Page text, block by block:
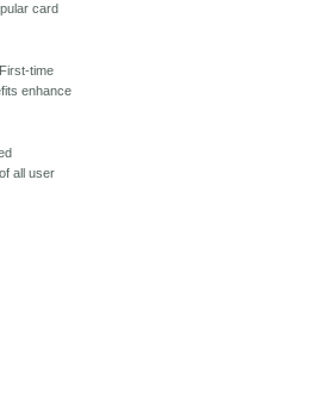
card
time
enhance
all user